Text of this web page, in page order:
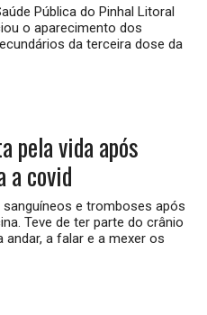
Pública do Pinhal Litoral
o aparecimento dos
da terceira dose da
pela vida após
a covid
e tromboses após
Teve de ter parte do crânio
a falar e a mexer os